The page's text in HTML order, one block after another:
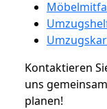
Kontaktieren
uns
planen!